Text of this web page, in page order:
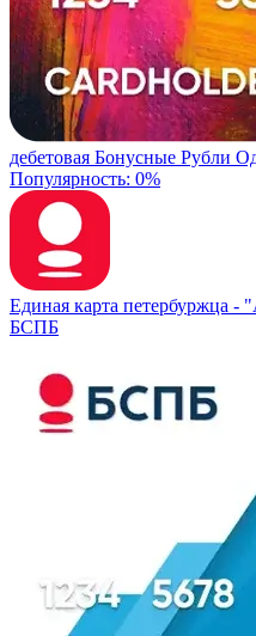
дебетовая Бонусные Рубли
Популярность: 0%
Единая карта петербуржца -
БСПБ